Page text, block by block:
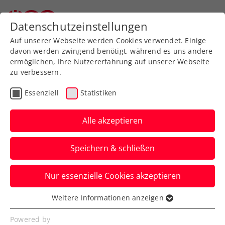
Zurück zur Newsübersicht
Turniere
Generali Open Kitzbühel:
Schwärzler sorgt für
Lichtblicke an
regnerischem Tag
… und scheidet beim ATP-Heimspiel
dennoch knapp aus. Der Dienstag steht
im Zeichen der Österreicher.
Datenschutzeinstellungen
Auf unserer Webseite werden Cookies verwendet. Einige
davon werden zwingend benötigt, während es uns andere
ermöglichen, Ihre Nutzererfahrung auf unserer Webseite
zu verbessern.
Essenziell Statistiken
Alle akzeptieren
Speichern & schließen
Nur essenzielle Cookies akzeptieren
Essenziell
Essenzielle Cookies werden für grundlegende
Weitere Informationen anzeigen
Powered by